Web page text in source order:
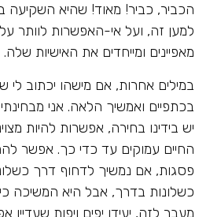
הכביר, כביר! מאוד! שהיא
למען זה, ועל אי-האפשרות לוותר
מאפיינים ומייחדים את האישיות שלה.
במילים אחרות, אם מישהו יכתוב לי
בכתפיים ואמשיך הלאה. אני
יש בידינו בחירה, אפשרות להיות
החיים עמוקים עד כדי כך. אפשר
פסגות, אם נמשיך לדחוף דרך
כשלונות בדרך, אבל היא המשיכה
מעבר לזה, יעידו יפים ויפות